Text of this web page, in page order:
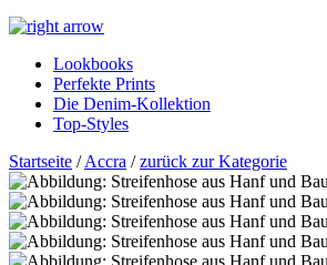
Lookbooks
Perfekte Prints
Die Denim-Kollektion
Top-Styles
Startseite /Accra /zurück zur Kategorie